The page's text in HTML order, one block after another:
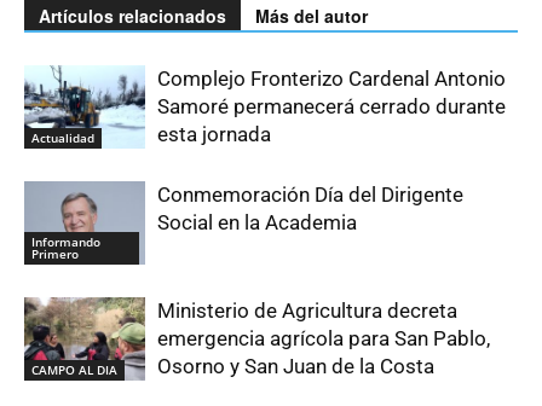
Artículos relacionados Más del autor
Actualidad
Complejo Fronterizo Cardenal Antonio
Samoré permanecerá cerrado durante
esta jornada
Informando
Primero
Conmemoración Día del Dirigente
Social en la Academia
CAMPO AL DIA
Ministerio de Agricultura decreta
emergencia agrícola para San Pablo,
Osorno y San Juan de la Costa